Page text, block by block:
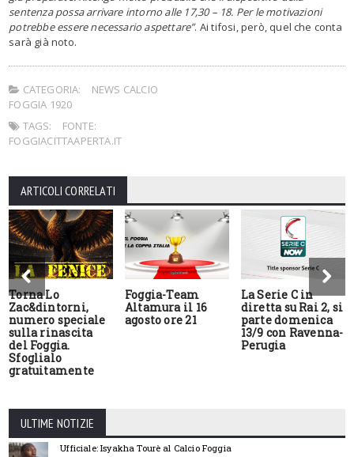
sentenza possa arrivare intorno alle 17,30 – 18. Per le motivazioni
potrebbe essere necessario aspettare”. Ai tifosi, però, quel che conta
sarà già noto.
CATEGORIA:
NEWS CALCIO
FOGGIA 1920
TAGS:
FONTE:
FOGGIACITTAAPERTA.IT
ARTICOLI CORRELATI
Torna Lo
Zac&dintorni,
numero speciale
sulla rinascita
del Foggia.
Sfoglialo
gratuitamente
Foggia-Team
Altamura il 16
agosto ore 21
La Serie C in
diretta su Rai 2, si
parte domenica
13/9 con Ravenna-
Perugia
ULTIME NOTIZIE
Ufficiale: Isyakha Tourè al Calcio Foggia